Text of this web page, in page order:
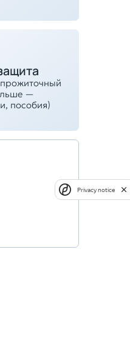
—
пособия)
Privacy notice